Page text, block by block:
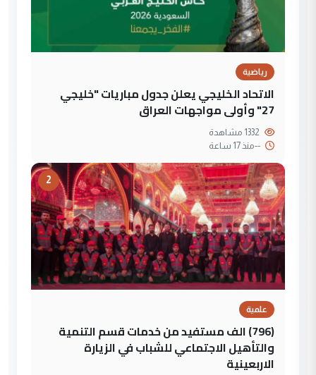
رياضية
الاتحاد الخليجي يعلن جدول مباريات "خليجي
27" وأولى مواجهات العراق
--منذ 17 ساعة
2
علمية
(796) الف مستفيد من خدمات قسم التنمية
والتأهيل الاجتماعي للشباب في الزيارة
الاربعينية